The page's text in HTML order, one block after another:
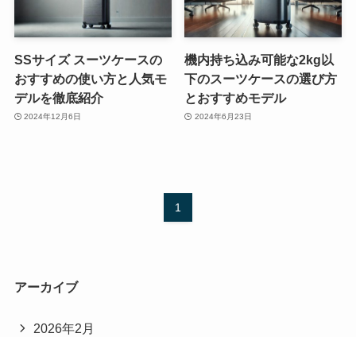
SSサイズ スーツケースの
おすすめの使い方と人気モ
デルを徹底紹介
2024年12月6日
機内持ち込み可能な2kg以
下のスーツケースの選び方
とおすすめモデル
2024年6月23日
1
アーカイブ
2026年2月